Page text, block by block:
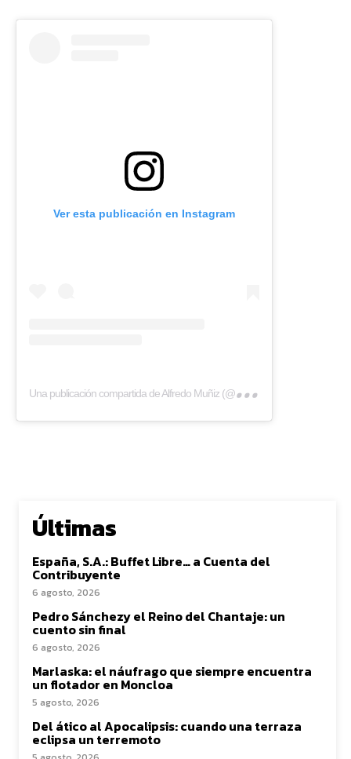
Ver esta publicación en Instagram
Una
publicación compartida de Alfredo Muñiz (@eltestamentodelgallo)
Últimas
España, S.A.: Buffet Libre… a Cuenta del
Contribuyente
6 agosto, 2026
Pedro Sánchezy el Reino del Chantaje: un
cuento sin final
6 agosto, 2026
Marlaska: el náufrago que siempre encuentra
un flotador en Moncloa
5 agosto, 2026
Del ático al Apocalipsis: cuando una terraza
eclipsa un terremoto